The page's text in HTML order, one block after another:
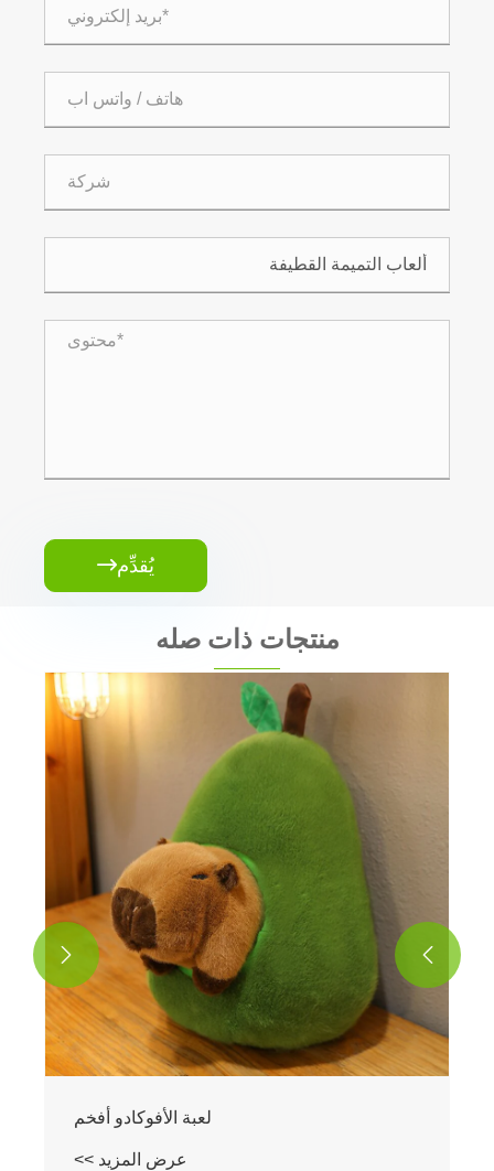
يُقدِّم
منتجات ذات صله
لعبة الأفوكادو أفخم
عرض المزيد >>

